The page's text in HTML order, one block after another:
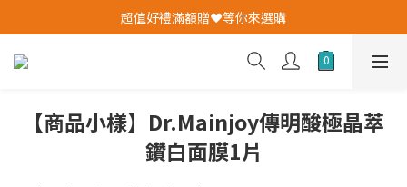
我愛爸爸★全館消費滿$528元免運費(活動至8/10)
超值好禮滿額贈❤️等你來選購
✨加入會員即送購物金✨
【商品小樣】Dr.Mainjoy傳明酸極晶萃
鑽白面膜1片